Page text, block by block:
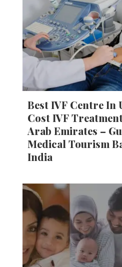
Best IVF Centre In
Cost IVF
Arab Emirates –
Medical Tourism
India